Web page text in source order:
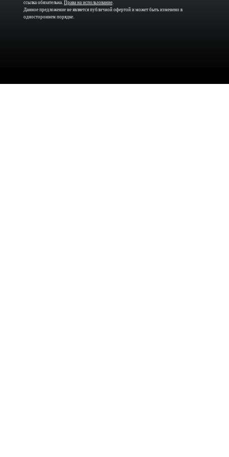
ссылка обязательна. Права на использование.
Данное предложение не является публичной офертой и может быть изменено в
одностороннем порядке.